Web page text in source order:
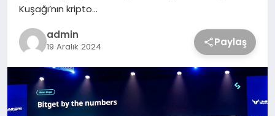
Kuşağı’nın kripto…
admin
19 Aralık 2024 Paylaş